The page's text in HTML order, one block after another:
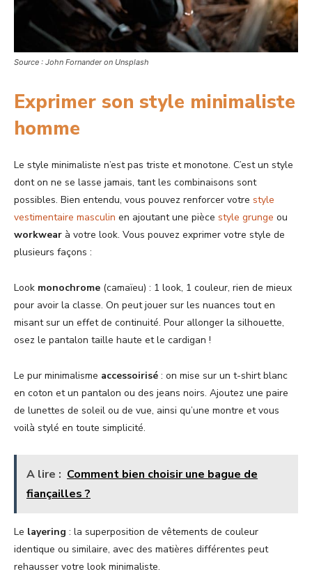
Source : John Fornander on Unsplash
Exprimer son style minimaliste
homme
Le style minimaliste n’est pas triste et monotone. C’est un style
dont on ne se lasse jamais, tant les combinaisons sont
possibles. Bien entendu, vous pouvez renforcer votre style
vestimentaire masculin en ajoutant une pièce style grunge ou
workwear à votre look. Vous pouvez exprimer votre style de
plusieurs façons :
Look monochrome (camaïeu) : 1 look, 1 couleur, rien de mieux
pour avoir la classe. On peut jouer sur les nuances tout en
misant sur un effet de continuité. Pour allonger la silhouette,
osez le pantalon taille haute et le cardigan !
Le pur minimalisme accessoirisé : on mise sur un t-shirt blanc
en coton et un pantalon ou des jeans noirs. Ajoutez une paire
de lunettes de soleil ou de vue, ainsi qu’une montre et vous
voilà stylé en toute simplicité.
A lire : Comment bien choisir une bague de
fiançailles ?
Le layering : la superposition de vêtements de couleur
identique ou similaire, avec des matières différentes peut
rehausser votre look minimaliste.